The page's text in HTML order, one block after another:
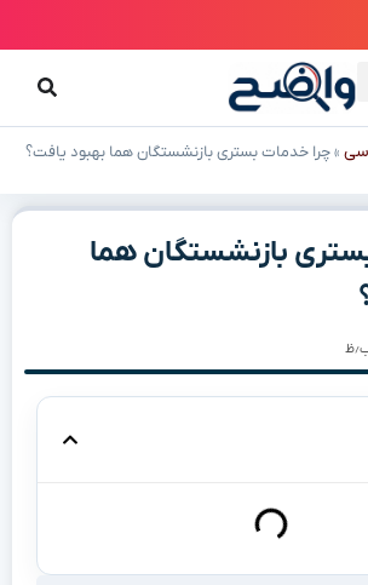
»چرا خدمات بستری بازنشستگان هما بهبود یافت؟
بازنشستگان هما